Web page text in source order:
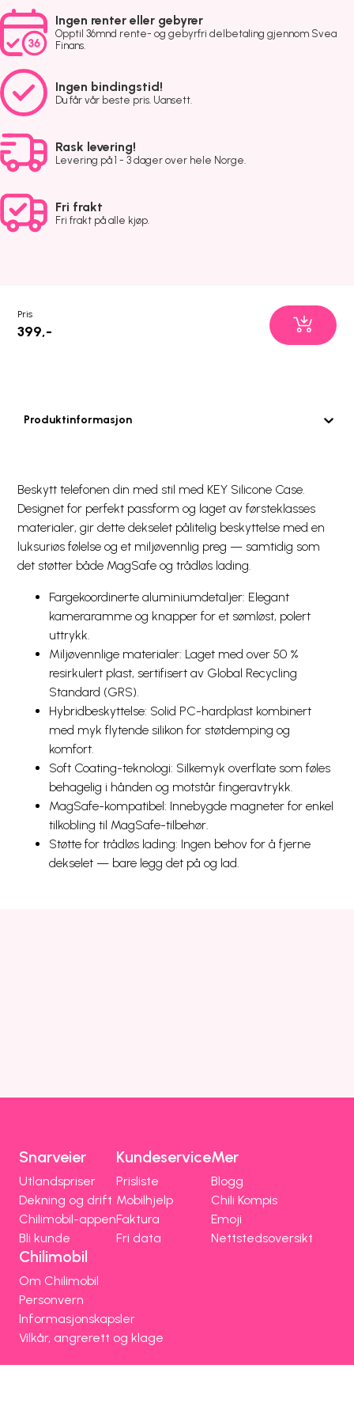
Ingen renter eller gebyrer
Opptil 36mnd rente- og gebyrfri delbetaling gjennom Svea
Finans.
Ingen bindingstid!
Du får vår beste pris. Uansett.
Rask levering!
Levering på 1 - 3 dager over hele Norge.
Fri frakt
Fri frakt på alle kjøp.
Pris
399,-
Produktinformasjon
Beskytt telefonen din med stil med KEY Silicone Case.
Designet for perfekt passform og laget av førsteklasses
materialer, gir dette dekselet pålitelig beskyttelse med en
luksuriøs følelse og et miljøvennlig preg — samtidig som
det støtter både MagSafe og trådløs lading.
Fargekoordinerte aluminiumdetaljer: Elegant
kameraramme og knapper for et sømløst, polert
uttrykk.
Miljøvennlige materialer: Laget med over 50 %
resirkulert plast, sertifisert av Global Recycling
Standard (GRS).
Hybridbeskyttelse: Solid PC-hardplast kombinert
med myk flytende silikon for støtdemping og
komfort.
Soft Coating-teknologi: Silkemyk overflate som føles
behagelig i hånden og motstår fingeravtrykk.
MagSafe-kompatibel: Innebygde magneter for enkel
tilkobling til MagSafe-tilbehør.
Støtte for trådløs lading: Ingen behov for å fjerne
dekselet — bare legg det på og lad.
Snarveier
Utlandspriser
Dekning og drift
Chilimobil-appen
Bli kunde
Kundeservice
Prisliste
Mobilhjelp
Faktura
Fri data
Mer
Blogg
Chili Kompis
Emoji
Nettstedsoversikt
Chilimobil
Om Chilimobil
Personvern
Informasjonskapsler
Vilkår, angrerett og klage